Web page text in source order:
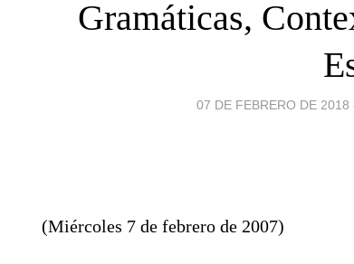
Gramáticas,
07 DE FEBRERO DE 2018
(Miércoles 7 de febrero de 2007)